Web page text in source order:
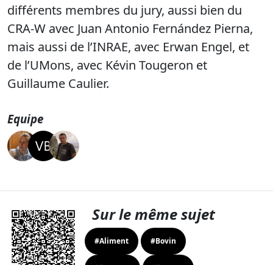
différents membres du jury, aussi bien du
CRA-W avec Juan Antonio Fernández Pierna,
mais aussi de l’INRAE, avec Erwan Engel, et
de l’UMons, avec Kévin Tougeron et
Guillaume Caulier.
Equipe
Sur le même sujet
#Aliment #Bovin